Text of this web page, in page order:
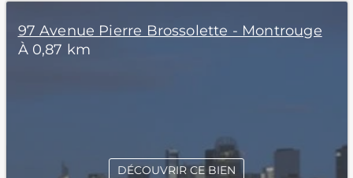
97 Avenue Pierre Brossolette - Montrouge
À 0,87 km
DÉCOUVRIR CE BIEN